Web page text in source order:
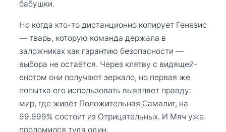
бабушки.
Но когда кто-то дистанционно копирует Генезис
— тварь, которую команда держала в
заложниках как гарантию безопасности —
выбора не остаётся. Через клятву с видящей-
енотом они получают зеркало, но первая же
попытка его использовать выявляет правду:
мир, где живёт Положительная Самалит, на
99.999% состоит из Отрицательных. И Мяч уже
проломился туда один.